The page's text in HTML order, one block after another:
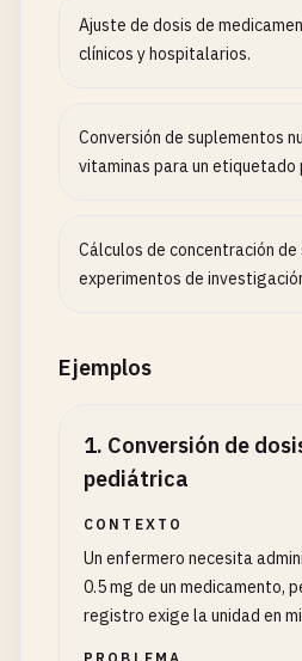
Ajuste de dosis de
clínicos y hospitalarios.
Conversión de suplementos
vitaminas para un etiquetado
Cálculos de concentración de
experimentos de
Ejemplos
1. Conversión de
pediátrica
CONTEXTO
Un enfermero necesita
0.5 mg de un medicamento,
registro exige la unidad en